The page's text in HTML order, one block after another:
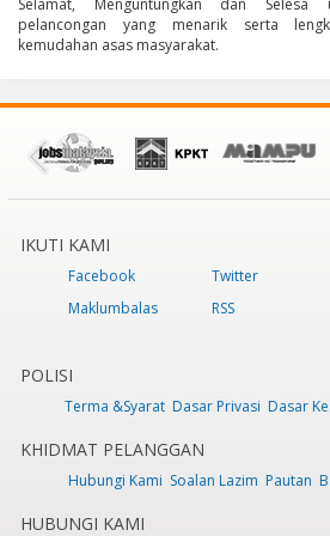
Selamat, Menguntungkan dan
pelancongan yang menarik serta
kemudahan asas masyarakat.
IKUTI KAMI
Facebook Twitter
Maklumbalas
RSS
POLISI
Terma &Syarat Dasar Privasi Dasar
KHIDMAT PELANGGAN
Hubungi Kami Soalan Lazim Pautan
HUBUNGI KAMI